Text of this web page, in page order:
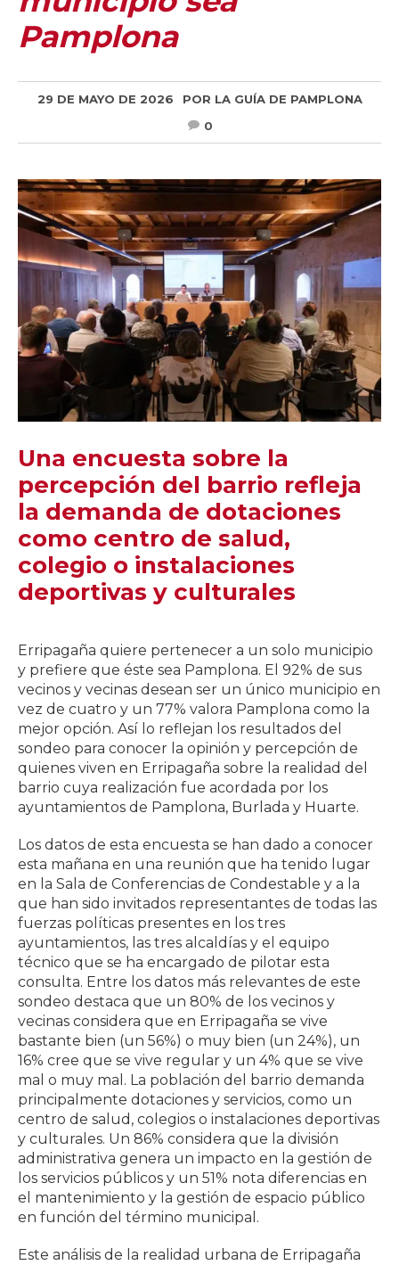
Pamplona
29 DE MAYO DE 2026 POR LA GUÍA DE PAMPLONA
0
Una encuesta sobre la
percepción del barrio refleja
la demanda de dotaciones
como centro de salud,
colegio o instalaciones
deportivas y culturales
Erripagaña quiere pertenecer a un solo municipio
y prefiere que éste sea Pamplona. El 92% de sus
vecinos y vecinas desean ser un único municipio en
vez de cuatro y un 77% valora Pamplona como la
mejor opción. Así lo reflejan los resultados del
sondeo para conocer la opinión y percepción de
quienes viven en Erripagaña sobre la realidad del
barrio cuya realización fue acordada por los
ayuntamientos de Pamplona, Burlada y Huarte.
Los datos de esta encuesta se han dado a conocer
esta mañana en una reunión que ha tenido lugar
en la Sala de Conferencias de Condestable y a la
que han sido invitados representantes de todas las
fuerzas políticas presentes en los tres
ayuntamientos, las tres alcaldías y el equipo
técnico que se ha encargado de pilotar esta
consulta. Entre los datos más relevantes de este
sondeo destaca que un 80% de los vecinos y
vecinas considera que en Erripagaña se vive
bastante bien (un 56%) o muy bien (un 24%), un
16% cree que se vive regular y un 4% que se vive
mal o muy mal. La población del barrio demanda
principalmente dotaciones y servicios, como un
centro de salud, colegios o instalaciones deportivas
y culturales. Un 86% considera que la división
administrativa genera un impacto en la gestión de
los servicios públicos y un 51% nota diferencias en
el mantenimiento y la gestión de espacio público
en función del término municipal.
Este análisis de la realidad urbana de Erripagaña